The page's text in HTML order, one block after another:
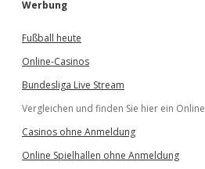
Werbung
Fußball heute
Online-Casinos
Bundesliga Live Stream
Vergleichen und finden Sie hier ein Online
Casinos ohne Anmeldung
Online Spielhallen ohne Anmeldung